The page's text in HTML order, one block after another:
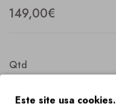
149,00€
Qtd
Este site usa cookies.